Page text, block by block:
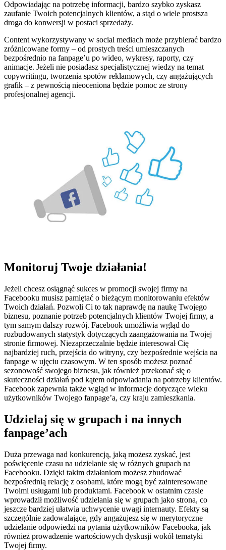
Odpowiadając na potrzebę informacji, bardzo szybko zyskasz
zaufanie Twoich potencjalnych klientów, a stąd o wiele prostsza
droga do konwersji w postaci sprzedaży.
Content wykorzystywany w social mediach może przybierać bardzo
zróżnicowane formy – od prostych treści umieszczanych
bezpośrednio na fanpage’u po wideo, wykresy, raporty, czy
animacje. Jeżeli nie posiadasz specjalistycznej wiedzy na temat
copywritingu, tworzenia spotów reklamowych, czy angażujących
grafik – z pewnością nieoceniona będzie pomoc ze strony
profesjonalnej agencji.
Monitoruj Twoje działania!
Jeżeli chcesz osiągnąć sukces w promocji swojej firmy na
Facebooku musisz pamiętać o bieżącym monitorowaniu efektów
Twoich działań. Pozwoli Ci to tak naprawdę na naukę Twojego
biznesu, poznanie potrzeb potencjalnych klientów Twojej firmy, a
tym samym dalszy rozwój. Facebook umożliwia wgląd do
rozbudowanych statystyk dotyczących zaangażowania na Twojej
stronie firmowej. Niezaprzeczalnie będzie interesował Cię
najbardziej ruch, przejścia do witryny, czy bezpośrednie wejścia na
fanpage w ujęciu czasowym. W ten sposób możesz poznać
sezonowość swojego biznesu, jak również przekonać się o
skuteczności działań pod kątem odpowiadania na potrzeby klientów.
Facebook zapewnia także wgląd w informacje dotyczące wieku
użytkowników Twojego fanpage’a, czy kraju zamieszkania.
Udzielaj się w grupach i na innych
fanpage’ach
Duża przewaga nad konkurencją, jaką możesz zyskać, jest
poświęcenie czasu na udzielanie się w różnych grupach na
Facebooku. Dzięki takim działaniom możesz zbudować
bezpośrednią relację z osobami, które mogą być zainteresowane
Twoimi usługami lub produktami. Facebook w ostatnim czasie
wprowadził możliwość udzielania się w grupach jako strona, co
jeszcze bardziej ułatwia uchwycenie uwagi internauty. Efekty są
szczególnie zadowalające, gdy angażujesz się w merytoryczne
udzielanie odpowiedzi na pytania użytkowników Facebooka, jak
również prowadzenie wartościowych dyskusji wokół tematyki
Twojej firmy.